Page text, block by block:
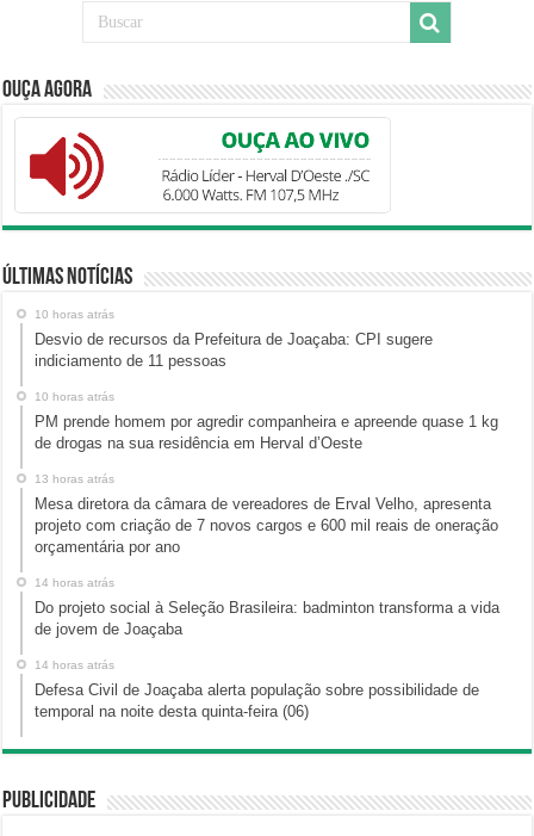
Ouça Agora
Últimas Notícias
10 horas atrás
Desvio de recursos da Prefeitura de Joaçaba: CPI sugere
indiciamento de 11 pessoas
10 horas atrás
PM prende homem por agredir companheira e apreende quase 1 kg
de drogas na sua residência em Herval d’Oeste
13 horas atrás
Mesa diretora da câmara de vereadores de Erval Velho, apresenta
projeto com criação de 7 novos cargos e 600 mil reais de oneração
orçamentária por ano
14 horas atrás
Do projeto social à Seleção Brasileira: badminton transforma a vida
de jovem de Joaçaba
14 horas atrás
Defesa Civil de Joaçaba alerta população sobre possibilidade de
temporal na noite desta quinta-feira (06)
Publicidade